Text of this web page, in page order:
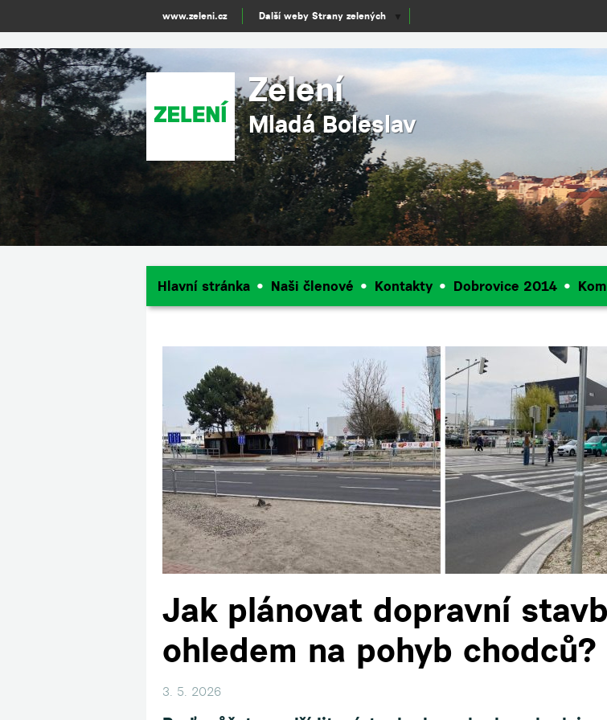
Zelení
Mladá Boleslav
Hlavní stránka Naši členové Kontakty Dobrovice 2014
Jak plánovat dopravní
ohledem na pohyb chodců?
3. 5. 2026
www.zeleni.cz Další weby Strany zelených ▼